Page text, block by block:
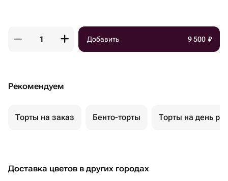
Добавить 9 500 ₽
Рекомендуем
Торты на заказ Бенто-торты Торты на день
Доставка цветов в других городах